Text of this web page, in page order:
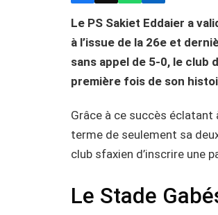
Le PS Sakiet Eddaier a
à l’issue de la 26e et
sans appel de 5-0, le club
première fois de son
Grâce à ce succès éclatant
terme de seulement sa
club sfaxien d’inscrire une
Le Stade